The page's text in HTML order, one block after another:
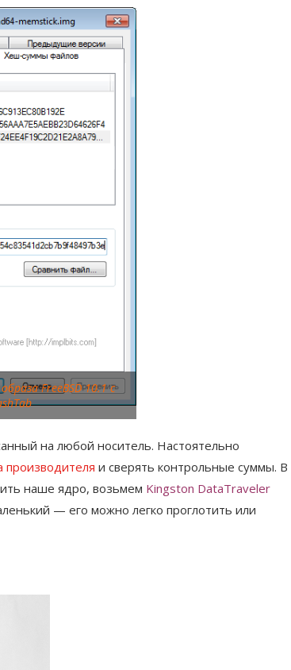
FreeBSD 10.1 с
на любой носитель. Настоятельно
производителя и сверять контрольные суммы. В
наше ядро, возьмем Kingston DataTraveler
— его можно легко проглотить или